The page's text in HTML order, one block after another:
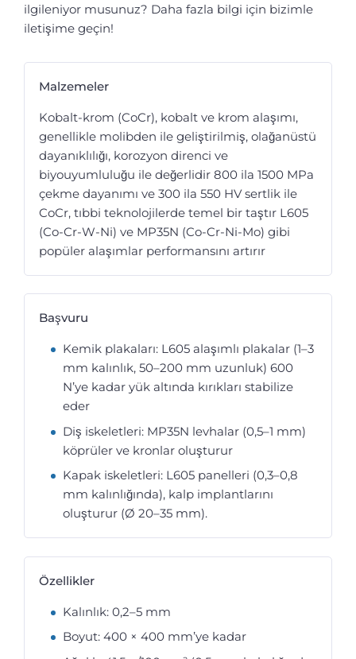
ilgileniyor musunuz? Daha fazla bilgi için bizimle
iletişime geçin!
Malzemeler
Kobalt-krom (CoCr), kobalt ve krom alaşımı,
genellikle molibden ile geliştirilmiş, olağanüstü
dayanıklılığı, korozyon direnci ve
biyouyumluluğu ile değerlidir 800 ila 1500 MPa
çekme dayanımı ve 300 ila 550 HV sertlik ile
CoCr, tıbbi teknolojilerde temel bir taştır L605
(Co-Cr-W-Ni) ve MP35N (Co-Cr-Ni-Mo) gibi
popüler alaşımlar performansını artırır
Başvuru
Kemik plakaları: L605 alaşımlı plakalar (1–3
mm kalınlık, 50–200 mm uzunluk) 600
N’ye kadar yük altında kırıkları stabilize
eder
Diş iskeletleri: MP35N levhalar (0,5–1 mm)
köprüler ve kronlar oluşturur
Kapak iskeletleri: L605 panelleri (0,3–0,8
mm kalınlığında), kalp implantlarını
oluşturur (Ø 20–35 mm).
Özellikler
Kalınlık: 0,2–5 mm
Boyut: 400 × 400 mm’ye kadar